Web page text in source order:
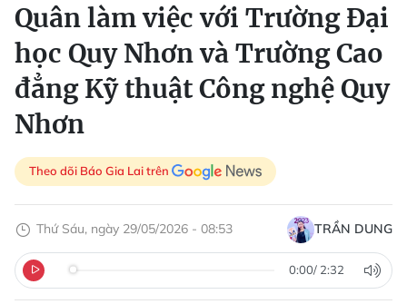
Quân làm việc với Trường Đại
học Quy Nhơn và Trường Cao
đẳng Kỹ thuật Công nghệ Quy
Nhơn
Theo dõi Báo Gia Lai trên
Thứ Sáu, ngày 29/05/2026 - 08:53 TRẦN DUNG
0:00/ 2:32